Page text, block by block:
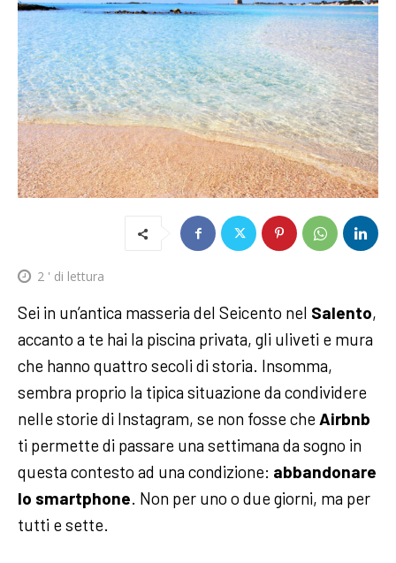
2 ' di lettura
Sei in un’antica masseria del Seicento nel Salento,
accanto a te hai la piscina privata, gli uliveti e mura
che hanno quattro secoli di storia. Insomma,
sembra proprio la tipica situazione da condividere
nelle storie di Instagram, se non fosse che Airbnb
ti permette di passare una settimana da sogno in
questa contesto ad una condizione: abbandonare
lo smartphone. Non per uno o due giorni, ma per
tutti e sette.